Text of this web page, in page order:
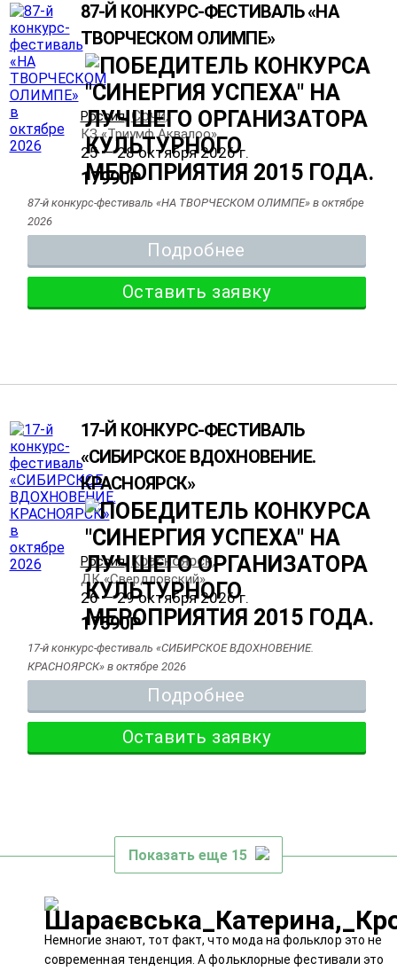
87-Й КОНКУРС-ФЕСТИВАЛЬ «НА
ТВОРЧЕСКОМ ОЛИМПЕ»
Россия, Сочи,
КЗ «Триумф Аквалоо»
25 — 28 октября 2026 г.
17990Р
87-й конкурс-фестиваль «НА ТВОРЧЕСКОМ ОЛИМПЕ» в октябре
2026
Подробнее
Оставить заявку
17-Й КОНКУРС-ФЕСТИВАЛЬ
«СИБИРСКОЕ ВДОХНОВЕНИЕ.
КРАСНОЯРСК»
Россия, Красноярск,
ДК «Свердловский»
26 — 29 октября 2026 г.
17590Р
17-й конкурс-фестиваль «СИБИРСКОЕ ВДОХНОВЕНИЕ.
КРАСНОЯРСК» в октябре 2026
Подробнее
Оставить заявку
Показать еще 15
Немногие знают, тот факт, что мода на фольклор это не
современная тенденция. А фольклорные фестивали это